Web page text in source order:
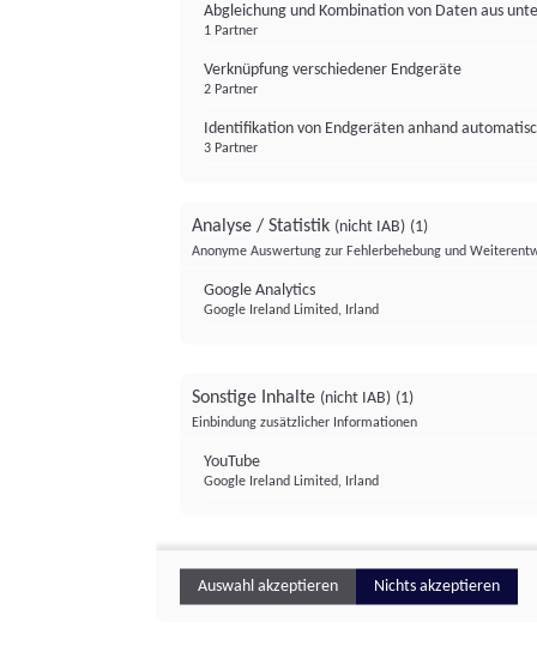
Abgleichung und Kombination von Daten aus
1 Partner
Verknüpfung verschiedener Endgeräte
2 Partner
Identifikation von Endgeräten anhand
3 Partner
Analyse / Statistik (nicht IAB) (1)
Anonyme Auswertung zur Fehlerbehebung und
Google Analytics
Google Ireland Limited, Irland
Sonstige Inhalte (nicht IAB) (1)
Einbindung zusätzlicher Informationen
YouTube
Google Ireland Limited, Irland
Auswahl akzeptieren Nichts akzeptieren